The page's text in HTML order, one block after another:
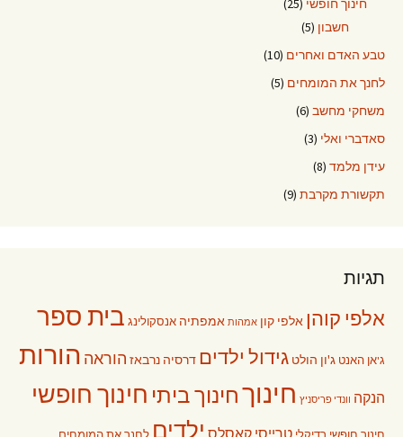
חינוך חופשי (25)
חשבון (5)
טבע האדם ואחרים (10)
לחנך את המומחים (5)
משחקי מחשב (6)
סאדברי ואלי (3)
עידן מלמד (8)
תקשורת מקרבת (9)
תגיות
אלפי קוהן אלפי קון אמהות אמפתיה אנסקולינג בית ספר
ג'אן האנט ג'ון הולט גידול ילדים דרסיה נרבאז הוראה הורות
הנקה וונדי פריסניץ חינוךחינוך ביתי חינוך חופשי
ילדים